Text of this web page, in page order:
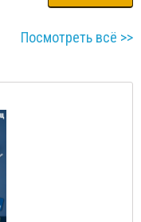
Посмотреть всё >>